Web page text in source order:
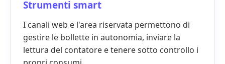
Strumenti smart
I canali web e l'area riservata permettono di
gestire le bollette in autonomia, inviare la
lettura del contatore e tenere sotto controllo i